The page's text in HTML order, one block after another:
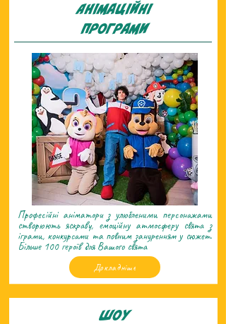
Анiмацiйнi
програми
Професійні аніматори з улюбленими персонажами
створюють яскраву, емоційну атмосферу свята з
іграми, конкурсами та повним зануренням у сюжет.
Більше 100 героїв для Вашого свята
Докладніше
Шоу